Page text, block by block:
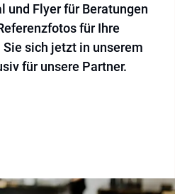
Flyer für Beratungen
für Ihre
sich jetzt in unserem
für unsere Partner.